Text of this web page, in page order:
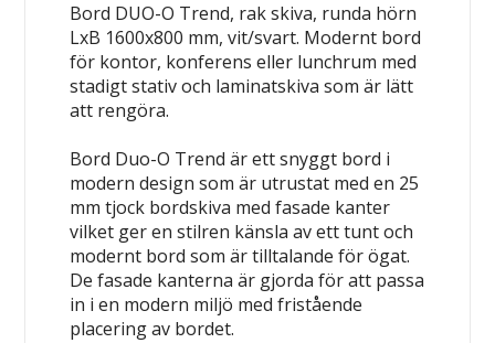
Bord DUO-O Trend, rak skiva, runda hörn
LxB 1600x800 mm, vit/svart. Modernt bord
för kontor, konferens eller lunchrum med
stadigt stativ och laminatskiva som är lätt
att rengöra.
Bord Duo-O Trend är ett snyggt bord i
modern design som är utrustat med en 25
mm tjock bordskiva med fasade kanter
vilket ger en stilren känsla av ett tunt och
modernt bord som är tilltalande för ögat.
De fasade kanterna är gjorda för att passa
in i en modern miljö med fristående
placering av bordet.